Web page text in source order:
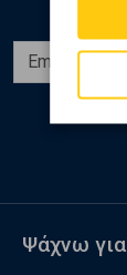
Ψάχνω για